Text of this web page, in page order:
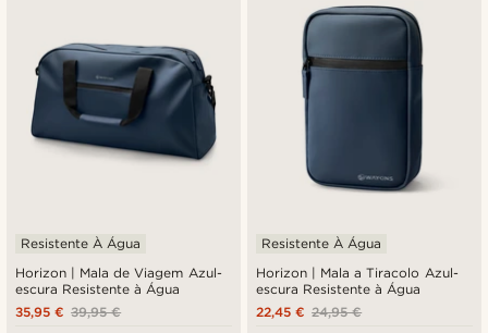
Horizon | Mala de Viagem Azul-
escura Resistente à Água
Resistente À Água
39,95 €
35,95 €
Horizon | Mala a Tiracolo Azul-
escura Resistente à Água
Resistente À Água
24,95 €
22,45 €